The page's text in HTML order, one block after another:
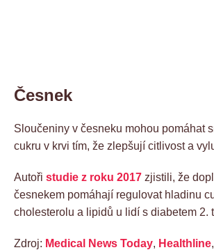
Česnek
Sloučeniny v česneku mohou pomáhat
cukru v krvi tím, že zlepšují citlivost a
Autoři studie z roku 2017 zjistili, že
česnekem pomáhají regulovat hladinu
cholesterolu a lipidů u lidí s diabetem 2.
Zdroj: Medical News Today, Healthline,